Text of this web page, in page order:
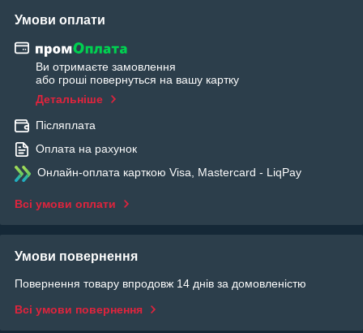
Умови оплати
Ви отримаєте замовлення
або гроші повернуться на вашу картку
Детальніше
Післяплата
Оплата на рахунок
Онлайн-оплата карткою Visa, Mastercard - LiqPay
Всі умови оплати
Умови повернення
Повернення товару впродовж 14 днів за домовленістю
Всі умови повернення